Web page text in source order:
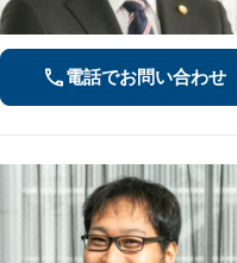
電話でお問い合わせ